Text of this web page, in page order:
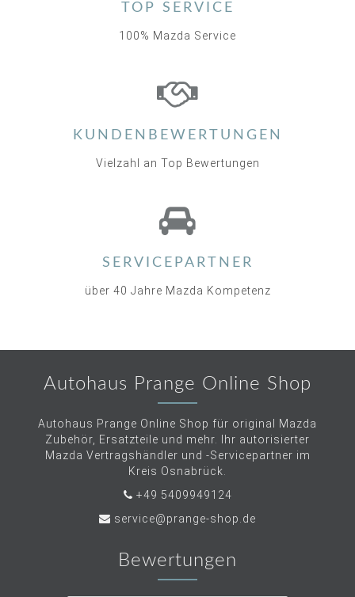
TOP SERVICE
100% Mazda Service
KUNDENBEWERTUNGEN
Vielzahl an Top Bewertungen
SERVICEPARTNER
über 40 Jahre Mazda Kompetenz
Autohaus Prange Online Shop
Autohaus Prange Online Shop für original Mazda
Zubehör, Ersatzteile und mehr. Ihr autorisierter
Mazda Vertragshändler und -Servicepartner im
Kreis Osnabrück.
+49 5409949124
service@prange-shop.de
Bewertungen